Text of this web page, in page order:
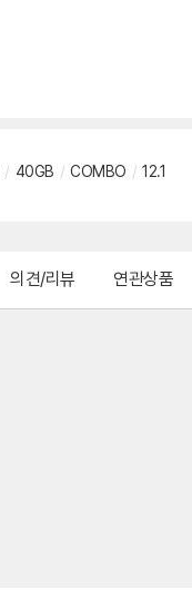
/ 40GB / COMBO / 12.1
의견/리뷰 연관상품